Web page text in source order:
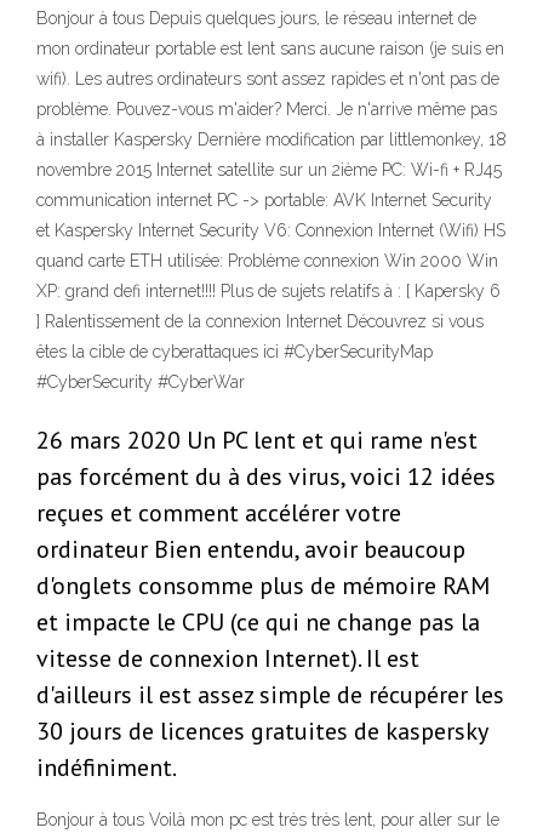
Bonjour à tous Depuis quelques jours, le réseau internet de
mon ordinateur portable est lent sans aucune raison (je suis en
wifi). Les autres ordinateurs sont assez rapides et n'ont pas de
problème. Pouvez-vous m'aider? Merci. Je n'arrive même pas
à installer Kaspersky Dernière modification par littlemonkey, 18
novembre 2015 Internet satellite sur un 2ième PC: Wi-fi + RJ45
communication internet PC -> portable: AVK Internet Security
et Kaspersky Internet Security V6: Connexion Internet (Wifi) HS
quand carte ETH utilisée: Problème connexion Win 2000 Win
XP: grand defi internet!!!! Plus de sujets relatifs à : [ Kapersky 6
] Ralentissement de la connexion Internet Découvrez si vous
êtes la cible de cyberattaques ici #CyberSecurityMap
#CyberSecurity #CyberWar
26 mars 2020 Un PC lent et qui rame n'est
pas forcément du à des virus, voici 12 idées
reçues et comment accélérer votre
ordinateur Bien entendu, avoir beaucoup
d'onglets consomme plus de mémoire RAM
et impacte le CPU (ce qui ne change pas la
vitesse de connexion Internet). Il est
d'ailleurs il est assez simple de récupérer les
30 jours de licences gratuites de kaspersky
indéfiniment.
Bonjour à tous Voilà mon pc est très très lent, pour aller sur le